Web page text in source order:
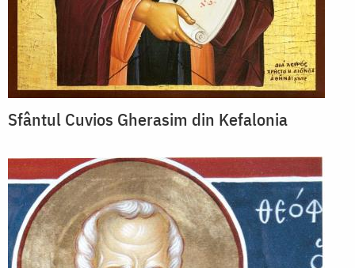
Sfântul Cuvios Gherasim din Kefalonia